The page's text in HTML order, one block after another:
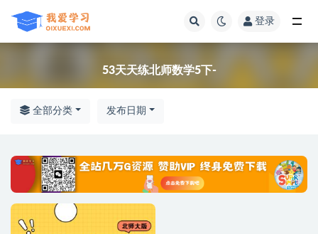
登录
53天天练北师数学5下-
全部分类 发布日期